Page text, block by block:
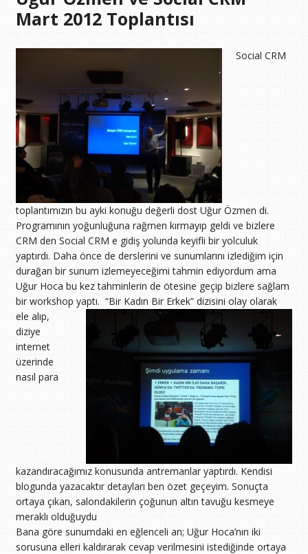
Mart 2012 Toplantısı
Social CRM
toplantımızın bu ayki konuğu değerli dost Uğur Özmen di.
Programının yoğunluğuna rağmen kırmayıp geldi ve bizlere
CRM den Social CRM e gidiş yolunda keyifli bir yolculuk
yaptırdı. Daha önce de derslerini ve sunumlarını izlediğim için
durağan bir sunum izlemeyeceğimi tahmin ediyordum ama
Uğur Hoca bu kez tahminlerin de ötesine geçip bizlere sağlam
bir workshop yaptı. “Bir Kadın Bir Erkek” dizisini olay olarak
ele alıp,
diziye
internet
üzerinde
nasıl para
kazandıracağımız konusunda antremanlar yaptırdı. Kendisi
blogunda yazacaktır detayları ben özet geçeyim. Sonuçta
ortaya çıkan, salondakilerin çoğunun altın tavuğu kesmeye
meraklı olduğuydu
Bana göre sunumdaki en eğlenceli an; Uğur Hoca’nın iki
sorusuna elleri kaldırarak cevap verilmesini istediğinde ortaya